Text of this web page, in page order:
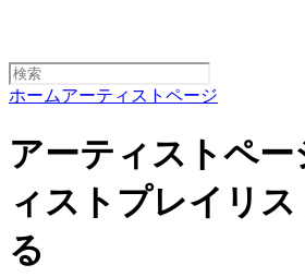
ホームアーティストページ
アーティストペ
ィストプレイリ
る